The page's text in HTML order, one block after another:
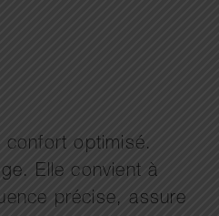
confort optimisé.
Elle convient à
précise, assure